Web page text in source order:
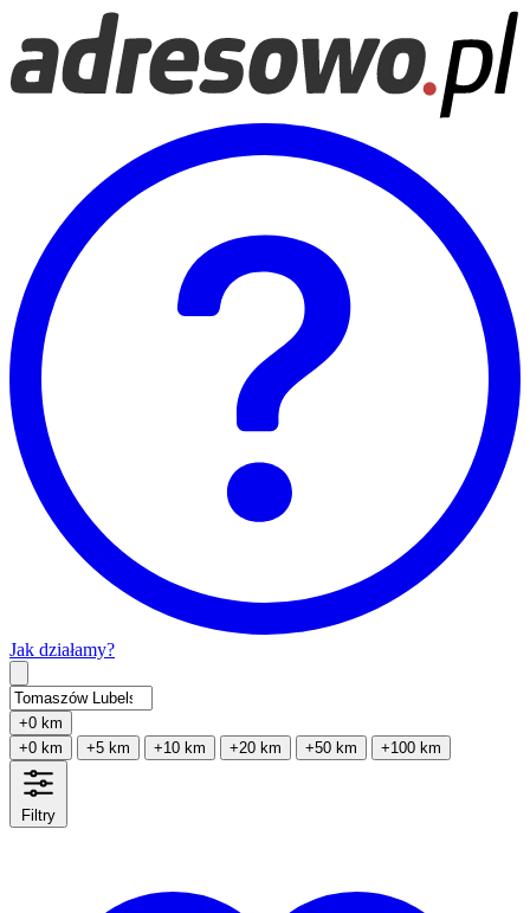
Jak działamy?
+0 km
+0 km
+5 km +10 km +20 km +50 km +100 km
Filtry